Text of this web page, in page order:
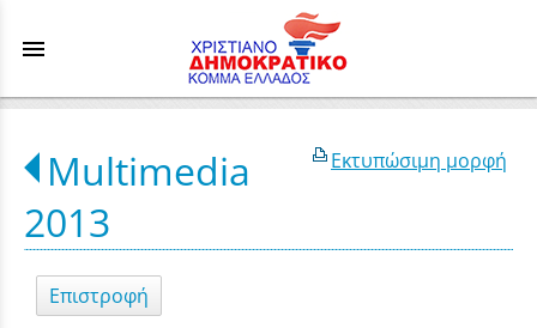
menu
Εκτυπώσιμη μορφή
Multimedia
2013
Επιστροφή